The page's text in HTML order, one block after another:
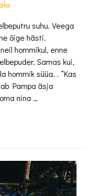
suhu. Veega
õige hästi.
hommikul, enne
Samas kui,
hommik süüa. . “Kas
Pampa äsja
nina …